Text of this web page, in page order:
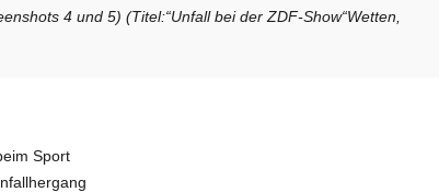
4 und 5) (Titel:“Unfall bei der ZDF-Show“Wetten,
Sport